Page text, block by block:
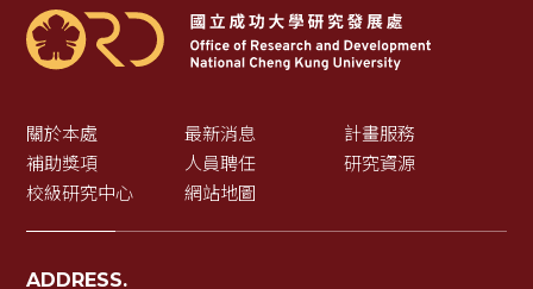
關於本處 最新消息
計畫服務
補助獎項
人員聘任
研究資源
校級研究中心
網站地圖
ADDRESS.